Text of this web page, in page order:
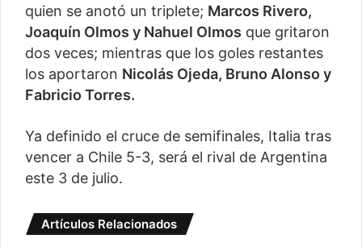
quien se anotó un triplete; Marcos Rivero,
Joaquín Olmos y Nahuel Olmos que gritaron
dos veces; mientras que los goles restantes
los aportaron Nicolás Ojeda, Bruno Alonso y
Fabricio Torres.
Ya definido el cruce de semifinales, Italia tras
vencer a Chile 5-3, será el rival de Argentina
este 3 de julio.
Artículos Relacionados